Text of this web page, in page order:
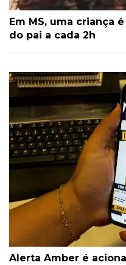
Em MS, uma criança
do pai a cada 2h
Alerta Amber é